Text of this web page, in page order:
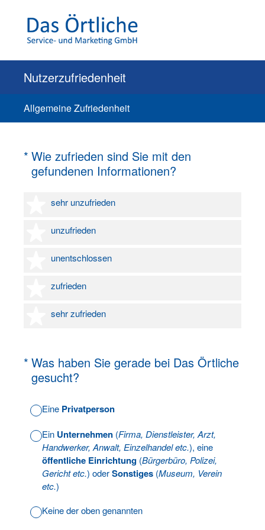
Nutzerzufriedenheit
Allgemeine Zufriedenheit
* Wie zufrieden sind Sie mit den
gefundenen Informationen?
(Erforderlich.)
sehr unzufrieden
1 Stern
unzufrieden
2 Sterne
unentschlossen
3 Sterne
zufrieden
4 Sterne
sehr zufrieden
5 Sterne
* Was haben Sie gerade bei Das Örtliche
gesucht?
(Erforderlich.)
Eine Privatperson
Ein Unternehmen (Firma, Dienstleister, Arzt,
Handwerker, Anwalt, Einzelhandel etc.), eine
öffentliche Einrichtung (Bürgerbüro, Polizei,
Gericht etc.) oderSonstiges (Museum, Verein
etc.)
Keine der oben genannten